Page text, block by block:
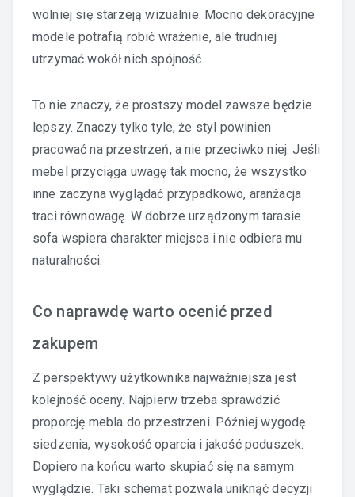
wolniej się starzeją wizualnie. Mocno dekoracyjne
modele potrafią robić wrażenie, ale trudniej
utrzymać wokół nich spójność.
To nie znaczy, że prostszy model zawsze będzie
lepszy. Znaczy tylko tyle, że styl powinien
pracować na przestrzeń, a nie przeciwko niej. Jeśli
mebel przyciąga uwagę tak mocno, że wszystko
inne zaczyna wyglądać przypadkowo, aranżacja
traci równowagę. W dobrze urządzonym tarasie
sofa wspiera charakter miejsca i nie odbiera mu
naturalności.
Co naprawdę warto ocenić przed
zakupem
Z perspektywy użytkownika najważniejsza jest
kolejność oceny. Najpierw trzeba sprawdzić
proporcję mebla do przestrzeni. Później wygodę
siedzenia, wysokość oparcia i jakość poduszek.
Dopiero na końcu warto skupiać się na samym
wyglądzie. Taki schemat pozwala uniknąć decyzji